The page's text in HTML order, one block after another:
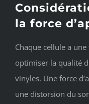
la force
Chaque cellule a
optimiser la qualité
vinyles. Une force
une distorsion du